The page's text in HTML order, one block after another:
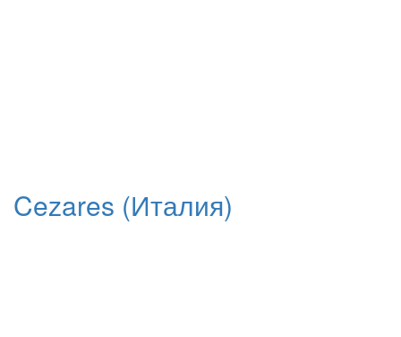
Cezares (Италия)